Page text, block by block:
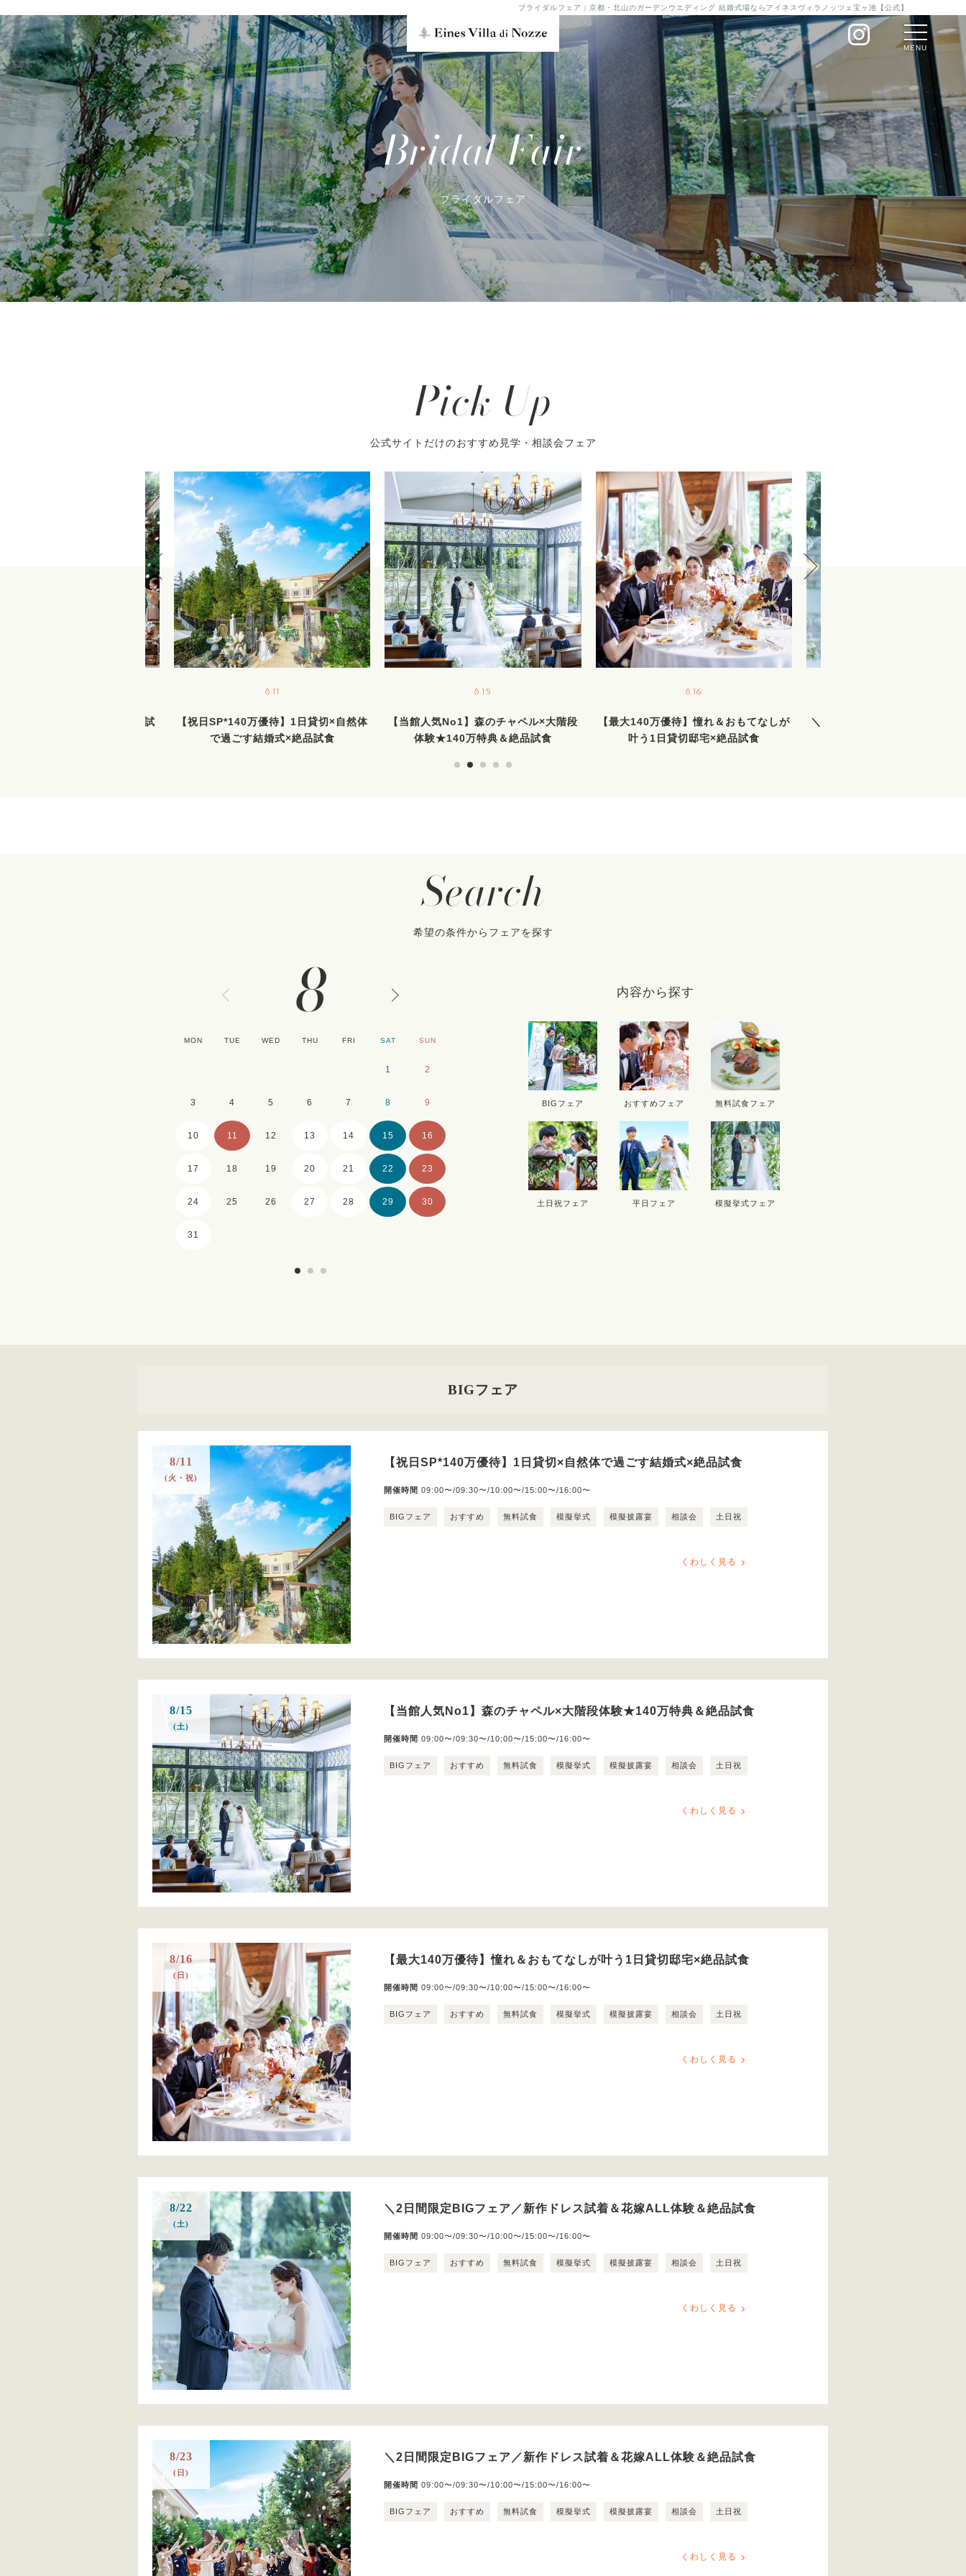
ブライダルフェア | 京都・北山のガーデンウエディング 結婚式場ならアイネスヴィラノッツェ宝ヶ池【公式】
MENU
Bridal Fair
ブライダルフェア
Pick Up
公式サイトだけのおすすめ見学・相談会フェア
限定BIGフェア／新作ドレス試
8.11
【祝日SP*140万優待】1日貸切×自然体
で過ごす結婚式×絶品試食
8.15
【当館人気No1】森のチャペル×大階段
体験★140万特典＆絶品試食
8.16
【最大140万優待】憧れ＆おもてなしが
叶う1日貸切邸宅×絶品試食
＼2日間限定BIGフェア／新作
Search
希望の条件からフェアを探す
8
MON TUE WED THU FRI SAT SUN
1 2
3 4 5 6 7 8 9
10 11 12 13 14 15 16
17 18 19 20 21 22 23
24 25 26 27 28 29 30
31
9
MON TUE WED THU FRI SAT
1 2 3 5
7 9 10 11 12
14 15 16 17 18 19
21 22 23 24 25
28 30
内容から探す
BIGフェア おすすめフェア 無料試食フェア
土日祝フェア 平日フェア 模擬挙式フェア
BIGフェア
8/11
(火・祝)
【祝日SP*140万優待】1日貸切×自然体で過ごす結婚式×絶品試食
開催時間 09:00〜/09:30〜/10:00〜/15:00〜/16:00〜
BIGフェア おすすめ 無料試食 模擬挙式 模擬披露宴 相談会 土日祝
くわしく見る
8/15
(土)
【当館人気No1】森のチャペル×大階段体験★140万特典＆絶品試食
開催時間 09:00〜/09:30〜/10:00〜/15:00〜/16:00〜
BIGフェア おすすめ 無料試食 模擬挙式 模擬披露宴 相談会 土日祝
くわしく見る
8/16
(日)
【最大140万優待】憧れ＆おもてなしが叶う1日貸切邸宅×絶品試食
開催時間 09:00〜/09:30〜/10:00〜/15:00〜/16:00〜
BIGフェア おすすめ 無料試食 模擬挙式 模擬披露宴 相談会 土日祝
くわしく見る
8/22
(土)
＼2日間限定BIGフェア／新作ドレス試着＆花嫁ALL体験＆絶品試食
開催時間 09:00〜/09:30〜/10:00〜/15:00〜/16:00〜
BIGフェア おすすめ 無料試食 模擬挙式 模擬披露宴 相談会 土日祝
くわしく見る
8/23
(日)
＼2日間限定BIGフェア／新作ドレス試着＆花嫁ALL体験＆絶品試食
開催時間 09:00〜/09:30〜/10:00〜/15:00〜/16:00〜
BIGフェア おすすめ 無料試食 模擬挙式 模擬披露宴 相談会 土日祝
くわしく見る